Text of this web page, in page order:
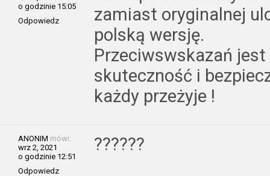
o godzinie 15:05
Odpowiedz
zamiast oryginalnej
polską wersję.
Przeciwswskazań
skuteczność i
każdy przeżyje !
ANONIM mówi:
wrz 2, 2021
o godzinie 12:51
Odpowiedz
??????